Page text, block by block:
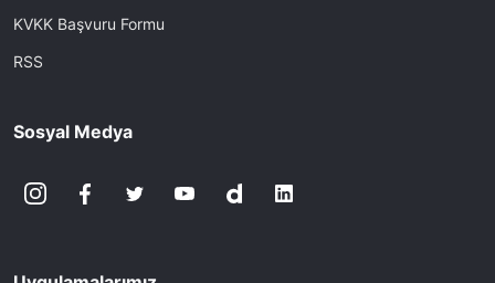
KVKK Başvuru Formu
RSS
Sosyal Medya